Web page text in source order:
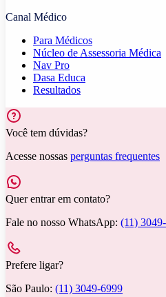
Canal Médico
Para Médicos
Núcleo de Assessoria Médica
Nav Pro
Dasa Educa
Resultados
Você tem dúvidas?
Acesse nossas perguntas frequentes
Quer entrar em contato?
Fale no nosso WhatsApp: (11)
Prefere ligar?
São Paulo: (11) 3049-6999